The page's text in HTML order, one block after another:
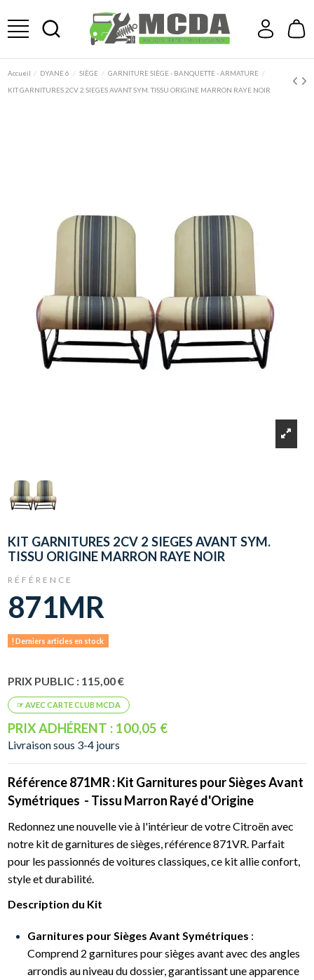
Accueil DYANE 6 SIÈGE
GARNITURE SIÈGE - BANQUETTE - ARMATURE
KIT GARNITURES 2CV 2 SIEGES AVANT SYM. TISSU ORIGINE MARRON RAYE NOIR
KIT GARNITURES 2CV 2 SIEGES AVANT SYM.
TISSU ORIGINE MARRON RAYE NOIR
RÉFÉRENCE
871MR
Derniers articles en stock
PRIX PUBLIC : 115,00 €
PRIX ADHÉRENT : 100,05 €
Livraison sous 3-4 jours
Référence 871MR : Kit Garnitures pour Sièges Avant
Symétriques - Tissu Marron Rayé d'Origine
Redonnez une nouvelle vie à l'intérieur de votre Citroën avec
notre kit de garnitures de sièges, référence 871VR. Parfait
pour les passionnés de voitures classiques, ce kit allie confort,
style et durabilité.
Description du Kit
Garnitures pour Sièges Avant Symétriques :
Comprend 2 garnitures pour sièges avant avec des angles
arrondis au niveau du dossier, garantissant une apparence